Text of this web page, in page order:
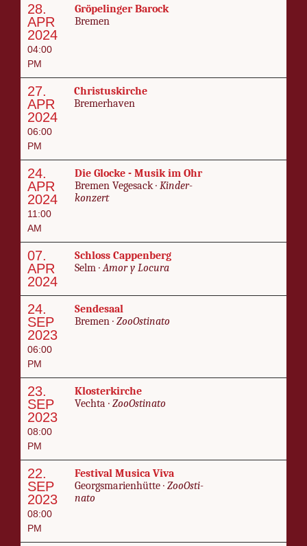
28.
APR
2024
04:00
PM
Grö­pe­lin­ger Barock
Bre­men
27.
APR
2024
06:00
PM
Chris­tuskirche
Bre­mer­haven
24.
APR
2024
11:00
AM
Die Glocke - Musik im Ohr
Bre­men Ve­ge­sack · Kin­der­
kon­zert
07.
APR
2024
Schloss Cap­pen­berg
Selm ·Amor y Locu­ra
24.
SEP
2023
06:00
PM
Sende­saal
Bre­men · ZooOst­i­na­to
23.
SEP
2023
08:00
PM
Klo­ster­kirche
Vech­ta · ZooOst­i­na­to
22.
SEP
2023
08:00
PM
Fes­ti­val Mu­si­ca Vi­va
Georgs­marien­hütte · ZooOst­i­
na­to